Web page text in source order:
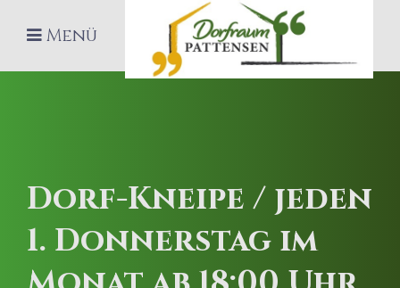
Menü
Dorf-Kneipe / jeden
1. Donnerstag im